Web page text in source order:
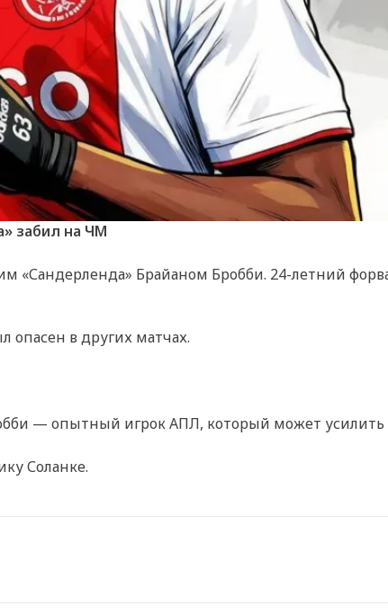
забил на ЧМ
«Сандерленда» Брайаном Бробби. 24-летний
опасен в других матчах.
— опытный игрок АПЛ, который может усилить
Соланке.